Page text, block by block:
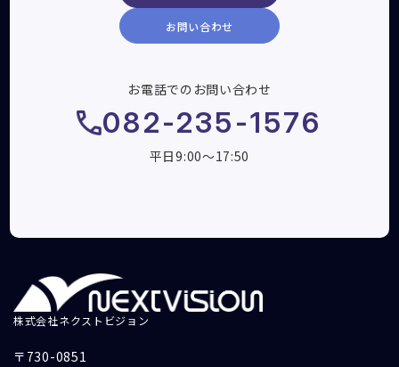
お問い合わせ
お電話でのお問い合わせ
082-235-1576
平日9:00～17:50
株式会社ネクストビジョン
〒730-0851